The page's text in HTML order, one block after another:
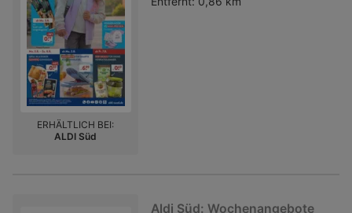
ERHÄLTLICH BEI:
ALDI Süd
Aldi Süd: Wochenangebote